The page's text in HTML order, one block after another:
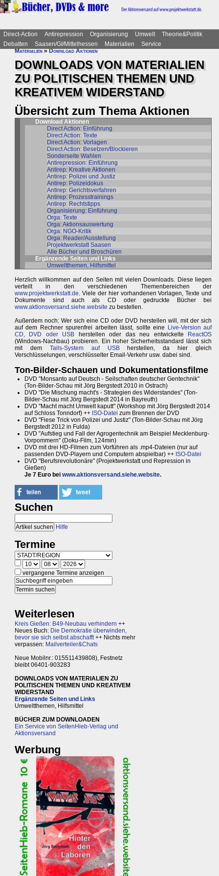
Direct-Action Antirepression Organisierung Umwelt
Theorie&Politik
Debatten
Saasen/GI/Mittelhessen Materialien
Service
Materialien»Download Aktionen
DOWNLOADS VON MATERIALIEN
ZU POLITISCHEN THEMEN UND
KREATIVEM WIDERSTAND
Übersicht zum Thema Aktionen
Download Aktionen
Direct Action: Einführung
Direct Action: Texte
Direct Action: Vorlagen
Direct Action: Besetzen/Blockieren
Sonderseite Wahlen
Antirepression: Einführung
Antirep: Kreative Aktionen
Antirep: Polizei und Justiz
Antirep: Polizeidokus
Antirep: Gerichtsverfahren
Antirep: Prozesstrainings
Antirep: Rechtstipps
Organisierung: Einführung
Orga: Texte
Orga: Aktionsauswertung
Orga: NGO-Kritik
Orga: Reader/Ausstellung
Projektwerkstatt Saasen
Alle Bücher und Broschüren
Ergänzende Seiten und Links
Umweltthemen, Hilfsmittel
Herzlich willkommen auf den Seiten mit vielen Downloads. Diese liegen
verteilt in den verschiedenen Themenbereichen der
www.projektwerkstatt.de. Viele der hier vorhandenen Vorlagen, Texte und
Dokumente sind auch als CD oder gedruckte Bücher bei
www.aktionsversand.siehe.website zu bestellen.
Außerdem noch: Wer sich eine CD oder DVD herstellen will, mit der sich
auf dem Rechner spurenfrei arbeiten lässt, sollte eine
Live-Version auf
CD, DVD oder USB herstellen oder das neu entwickelte
ReactOS
(Windows-Nachbau) probieren. Ein hoher Sicherheitsstandard lässt sich
mit dem Tails-System auf USBherstellen, da hier gleich
Verschlüsselungen, verschlüsselter Email-Verkehr usw. dabei sind.
Ton-Bilder-Schauen und Dokumentationsfilme
DVD "Monsanto auf Deutsch - Seilschaften deutscher Gentechnik"
(Ton-Bilder-Schau mit Jörg Bergstedt 2010 in Ostrach)
DVD "Die Mischung macht's - Strategien des Widerstandes" (Ton-
Bilder-Schau mit Jörg Bergstedt 2014 in Bayreuth)
DVD "Macht macht Umwelt kaputt" (Workshop mit Jörg Bergstedt 2014
auf Schloss Tonndorf) ++ ISO-Datei zum Brennen der DVD
DVD "Fiese Trick von Polizei und Justiz" (Ton-Bilder-Schau mit Jörg
Bergstedt 2012 in Fulda)
DVD "Aufstieg und Fall der Agrogentechnik am Beispiel Mecklenburg-
Vorpommern" (Doku-Film, 124min)
DVD mit drei HD-Filmen zum Vorführen als .mp4-Dateien (nur auf
passenden DVD-Playern und Computern abspielbar) ++ ISO-Datei
DVD "Berufsrevolutionäre" (Projektwerkstatt und Repression in
Gießen)
Je 7 Euro bei www.aktionsversand.siehe.website.
Suchen
Hilfe
Termine
vergangene Termine anzeigen
Weiterlesen
Kreis Gießen: B49-Neubau verhindern ++
Neues Buch: Die Demokratie überwinden,
bevor sie sich selbst abschafft++ Nichts mehr
verpassen: Mailverteiler&Chats
Neue Mobilnr.: 015511439808), Festnetz
bleibt 06401-903283
DOWNLOADS VON MATERIALIEN ZU
POLITISCHEN THEMEN UND KREATIVEM
WIDERSTAND
Ergänzende Seiten und Links
Umweltthemen, Hilfsmittel
BÜCHER ZUM DOWNLOADEN
Ein Service von SeitenHieb-Verlag und
Aktionsversand
Werbung